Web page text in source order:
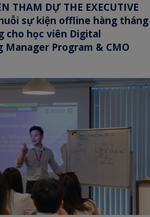
THAM DỰ THE EXECUTIVE
sự kiện offline hàng tháng
cho học viên Digital
Manager Program & CMO